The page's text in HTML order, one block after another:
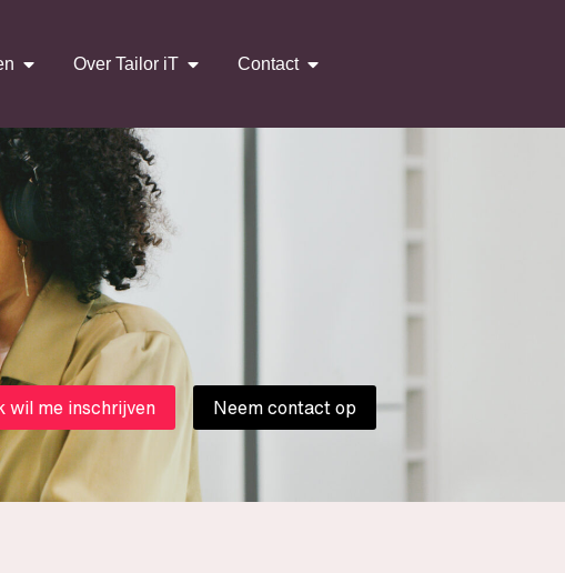
Over Tailor iT Contact
wil me inschrijven Neem contact op